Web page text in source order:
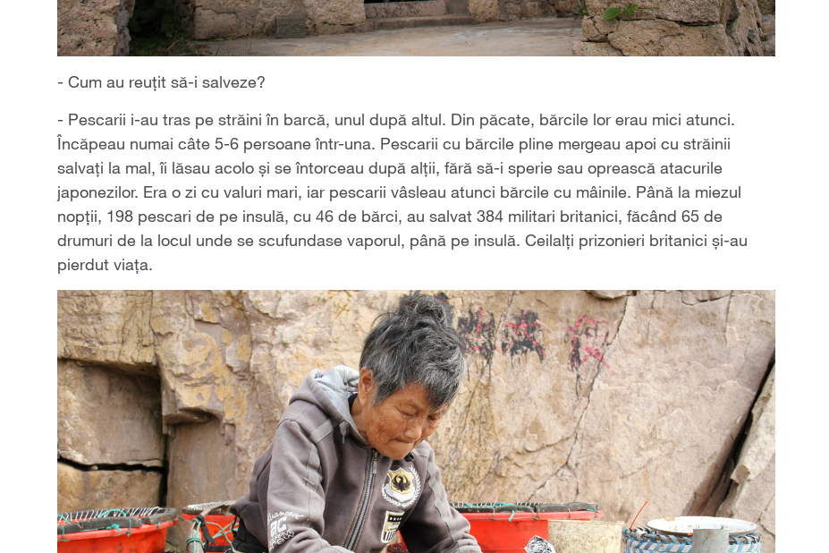
- Cum au reuţit să-i salveze?
- Pescarii i-au tras pe străini în barcă, unul după altul. Din păcate, bărcile lor erau mici atunci.
Încăpeau numai câte 5-6 persoane într-una. Pescarii cu bărcile pline mergeau apoi cu străinii
salvaţi la mal, îi lăsau acolo şi se întorceau după alţii, fără să-i sperie sau oprească atacurile
japonezilor. Era o zi cu valuri mari, iar pescarii vâsleau atunci bărcile cu mâinile. Până la miezul
nopţii, 198 pescari de pe insulă, cu 46 de bărci, au salvat 384 militari britanici, făcând 65 de
drumuri de la locul unde se scufundase vaporul, până pe insulă. Ceilalţi prizonieri britanici şi-au
pierdut viaţa.